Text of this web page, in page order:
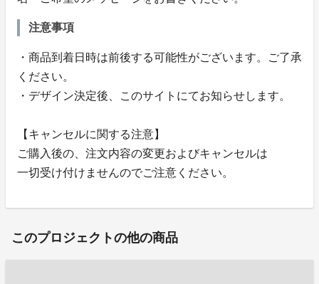
注意事項
・商品到着日時は前後する可能性がございます。ご了承
ください。
・デザイン決定後、このサイトにてお知らせします。
【キャンセルに関する注意】
ご購入後の、注文内容の変更およびキャンセルは
一切受け付けませんのでご注意ください。
このプロジェクトの他の商品